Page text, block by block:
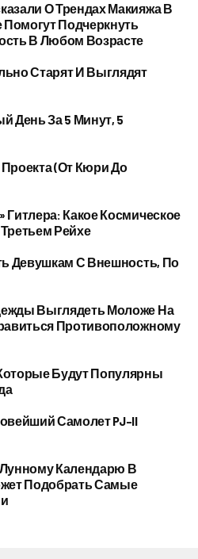
О Трендах Макияжа В
Помогут Подчеркнуть
В Любом Возрасте
Старят И Выглядят
День За 5 Минут, 5
(от Кюри До
Гитлера: Какое Космическое
Рейхе
Девушкам С Внешность, По
Выглядеть Моложе На
Противоположному
Будут Популярны
Самолет PJ–II
Календарю В
Подобрать Самые